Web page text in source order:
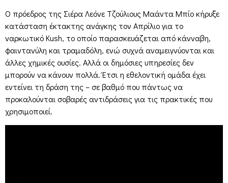
Ο πρόεδρος της Σιέρα Λεόνε Τζούλιους Μαάντα Μπίο κήρυξε
κατάσταση έκτακτης ανάγκης τον Απρίλιο για το
ναρκωτικό Kush, το οποίο παρασκευάζεται από κάνναβη,
φαιντανύλη και τραμαδόλη, ενώ συχνά αναμειγνύονται και
άλλες χημικές ουσίες. Αλλά οι δημόσιες υπηρεσίες δεν
μπορούν να κάνουν πολλά. Έτσι η εθελοντική ομάδα έχει
εντείνει τη δράση της – σε βαθμό που πάντως να
προκαλούνται σοβαρές αντιδράσεις για τις πρακτικές που
χρησιμοποιεί.